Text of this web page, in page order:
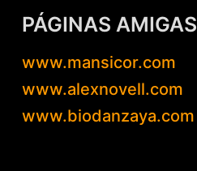
PÁGINAS AMIGAS
www.mansicor.com
www.alexnovell.com
www.biodanzaya.com